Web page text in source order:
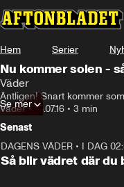
Hem Serier
Nu kommer solen -
Väder
Äntligen! Snart kommer
Väder• 18.07.16 • 3 min
Se mer
Senast
DAGENS VÄDER • I DAG
Så blir vädret där du